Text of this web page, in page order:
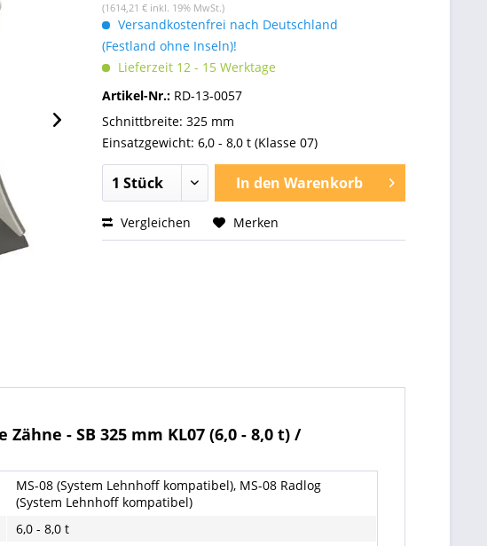
(1614,21 € inkl. 19% MwSt.)
Versandkostenfrei nach Deutschland
(Festland ohne Inseln)!
Lieferzeit 12 - 15 Werktage
Artikel-Nr.: RD-13-0057
Schnittbreite: 325 mm
Einsatzgewicht: 6,0 - 8,0 t (Klasse 07)
In den Warenkorb
Vergleichen Merken
- SB 325 mm KL07 (6,0 - 8,0 t) /
MS-08 (System Lehnhoff kompatibel), MS-08 Radlog
(System Lehnhoff kompatibel)
6,0 - 8,0 t